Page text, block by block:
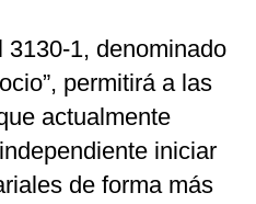
1, denominado
permitirá a las
actualmente
iniciar
de forma más